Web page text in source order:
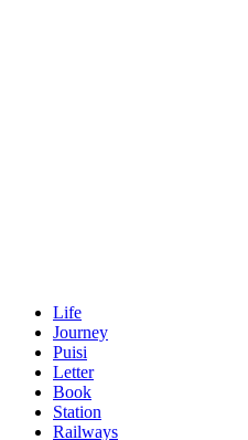
Life
Journey
Puisi
Letter
Book
Station
Railways